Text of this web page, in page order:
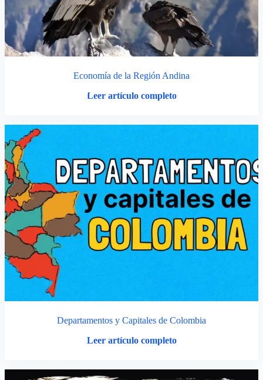
Economía de la Región Andina
Leer artículo completo
Departamentos y Capitales de Colombia
Leer artículo completo